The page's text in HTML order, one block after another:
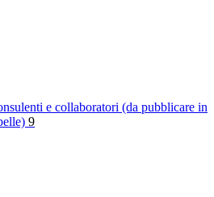
e collaboratori (da pubblicare in
9